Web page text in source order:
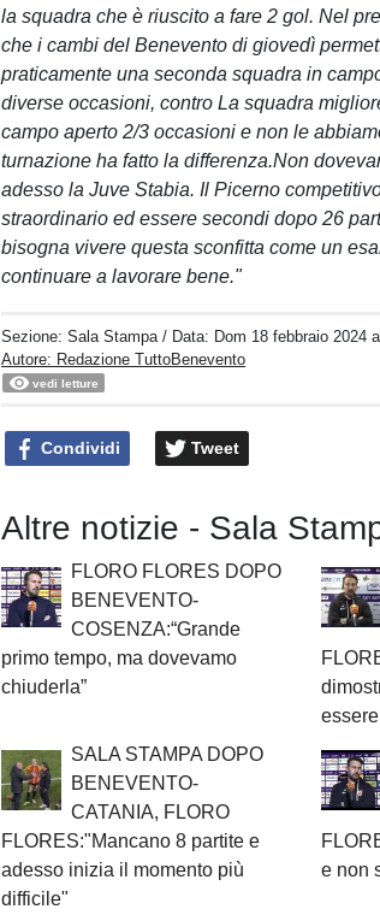
la squadra che è riuscito a fare 2 gol. Nel
che i cambi del Benevento di giovedì
praticamente una seconda squadra in
diverse occasioni, contro La squadra
campo aperto 2/3 occasioni e non le
turnazione ha fatto la differenza.Non
adesso la Juve Stabia. Il Picerno
straordinario ed essere secondi dopo 26
bisogna vivere questa sconfitta come un
continuare a lavorare bene."
Sezione:Sala Stampa / Data: Dom 18 febbraio 2024
Autore: Redazione TuttoBenevento
vedi letture
Condividi Tweet
Altre notizie - Sala
FLORO FLORES DOPO
BENEVENTO-
COSENZA:“Grande
primo tempo, ma dovevamo
chiuderla”
SALA STAMPA DOPO
BENEVENTO-
CATANIA, FLORO
FLORES:"Mancano 8 partite e
adesso inizia il momento più
difficile"
e non